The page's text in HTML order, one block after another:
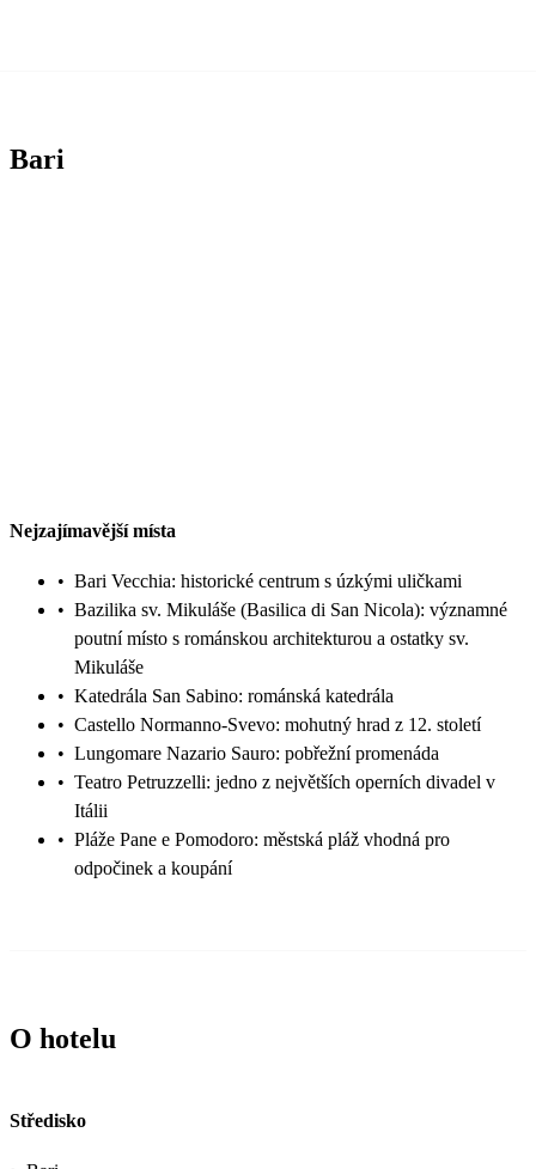
Bari
Nejzajímavější místa
• Bari Vecchia: historické centrum s úzkými uličkami
• Bazilika sv. Mikuláše (Basilica di San Nicola): významné
poutní místo s románskou architekturou a ostatky sv.
Mikuláše
• Katedrála San Sabino: románská katedrála
• Castello Normanno-Svevo: mohutný hrad z 12. století
• Lungomare Nazario Sauro: pobřežní promenáda
• Teatro Petruzzelli: jedno z největších operních divadel v
Itálii
• Pláže Pane e Pomodoro: městská pláž vhodná pro
odpočinek a koupání
O hotelu
Středisko